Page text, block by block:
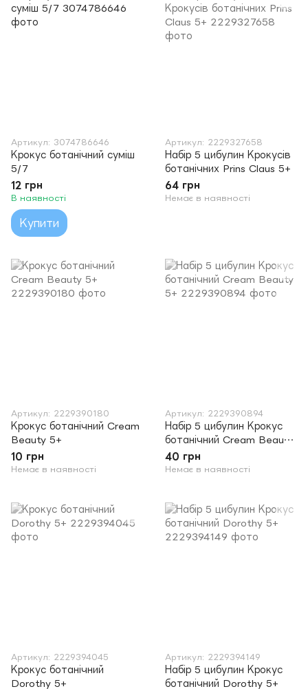
Артикул: 3074786646
Крокус ботанічний суміш
5/7
12 грн
В наявності
Купити
Артикул: 2229327658
Набір 5 цибулин Крокусів
ботанічних Prins Claus 5+
64 грн
Немає в наявності
Артикул: 2229390180
Крокус ботанічний Cream
Beauty 5+
10 грн
Немає в наявності
Артикул: 2229390894
Набір 5 цибулин Крокус
ботанічний Cream Beauty
5+
40 грн
Немає в наявності
Артикул: 2229394045
Крокус ботанічний
Dorothy 5+
Артикул: 2229394149
Набір 5 цибулин Крокус
ботанічний Dorothy 5+